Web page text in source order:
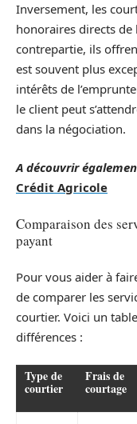
Inversement, les
honoraires directs de
contrepartie, ils
est souvent plus
intérêts de
le client peut
dans la négociation.
A découvrir
Crédit Agricole
Comparaison des
payant
Pour vous aider à
de comparer les
courtier. Voici un
différences :
Type de
courtier
Frais de
courtage